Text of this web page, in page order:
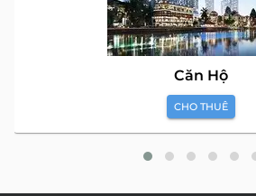
Căn Hộ
CHO THUÊ